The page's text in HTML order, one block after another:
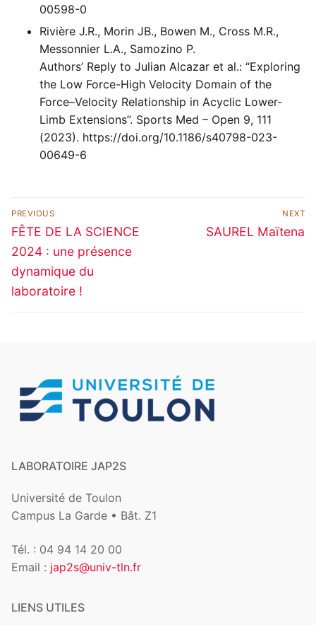
00598-0
Rivière J.R., Morin JB., Bowen M., Cross M.R.,
Messonnier L.A., Samozino P.
Authors’ Reply to Julian Alcazar et al.: “Exploring
the Low Force-High Velocity Domain of the
Force–Velocity Relationship in Acyclic Lower-
Limb Extensions”. Sports Med – Open 9, 111
(2023). https://doi.org/10.1186/s40798-023-
00649-6
Navigation
de
l’article
PREVIOUS
Previous
post:
FÊTE DE LA SCIENCE
2024 : une présence
dynamique du
laboratoire !
NEXT
Next
SAUREL Maïtena
LABORATOIRE JAP2S
Université de Toulon
Campus La Garde • Bât. Z1
Tél. : 04 94 14 20 00
Email : jap2s@univ-tln.fr
LIENS UTILES